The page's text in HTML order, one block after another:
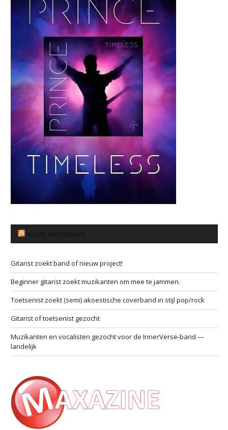
Gitarist zoekt band of nieuw project!
Beginner gitarist zoekt muzikanten om mee te jammen.
Toetsenist zoekt (semi) akoestische coverband in stijl pop/rock
Gitarist of toetsenist gezocht
Muzikanten en vocalisten gezocht voor de InnerVerse-band —
landelijk